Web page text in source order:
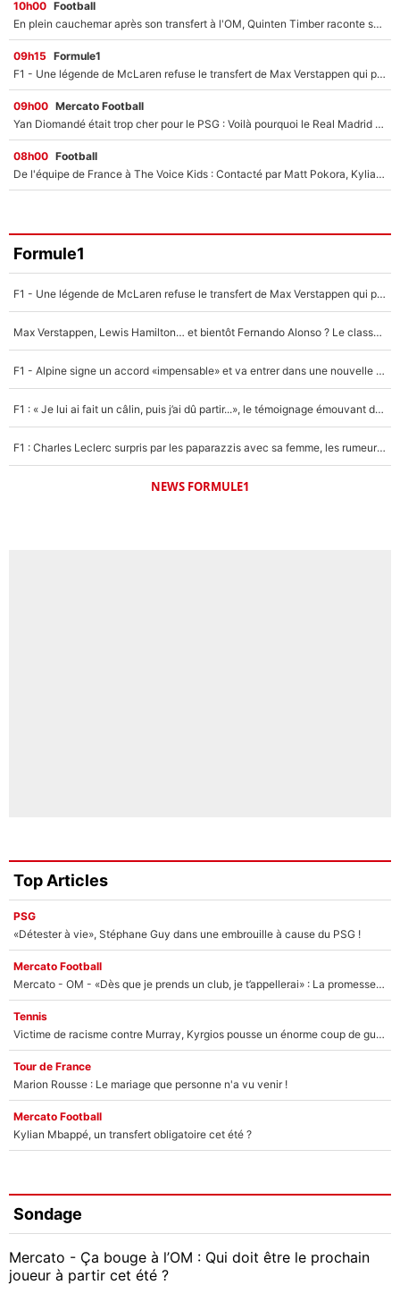
10h00 Football
En plein cauchemar après son transfert à l'OM, Quinten Timber raconte ses doutes après sa signature à Marseille
09h15 Formule1
F1 - Une légende de McLaren refuse le transfert de Max Verstappen qui pourrait «faire des vagues» et plomber l'ambiance dans l'équipe
09h00 Mercato Football
Yan Diomandé était trop cher pour le PSG : Voilà pourquoi le Real Madrid a accepté de payer la somme record de 140M€ pour boucler son transfert !
08h00 Football
De l'équipe de France à The Voice Kids : Contacté par Matt Pokora, Kylian Mbappé a accepté de jouer un rôle inédit sur TF1 !
Formule1
F1 - Une légende de McLaren refuse le transfert de Max Verstappen qui pourrait «faire des vagues» et plomber l'ambiance dans l'équipe
Max Verstappen, Lewis Hamilton… et bientôt Fernando Alonso ? Le classement des pilotes les mieux payés en Formule 1 risque de changer !
F1 - Alpine signe un accord «impensable» et va entrer dans une nouvelle dimension : Grande nouvelle pour Pierre Gasly !
F1 : « Je lui ai fait un câlin, puis j’ai dû partir...», le témoignage émouvant de Max Verstappen sur sa fille
F1 : Charles Leclerc surpris par les paparazzis avec sa femme, les rumeurs étaient vraies !
NEWS FORMULE1
Top Articles
PSG
«Détester à vie», Stéphane Guy dans une embrouille à cause du PSG !
Mercato Football
Mercato - OM - «Dès que je prends un club, je t’appellerai» : La promesse de Marcelino au moment de claquer la porte
Tennis
Victime de racisme contre Murray, Kyrgios pousse un énorme coup de gueule !
Tour de France
Marion Rousse : Le mariage que personne n'a vu venir !
Mercato Football
Kylian Mbappé, un transfert obligatoire cet été ?
Sondage
Mercato - Ça bouge à l’OM : Qui doit être le prochain
joueur à partir cet été ?